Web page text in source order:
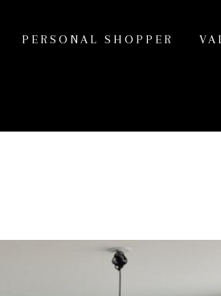
PERSONAL SHOPPER